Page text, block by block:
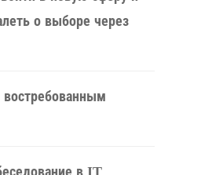
о выборе через
востребованным
в IT